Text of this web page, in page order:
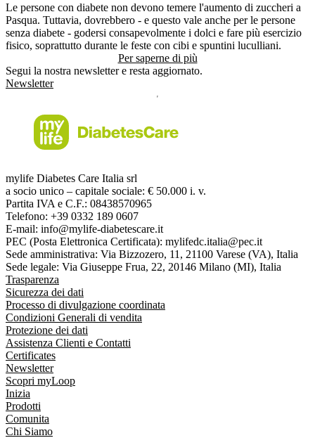
Le persone con diabete non devono temere l'aumento di zuccheri a
Pasqua. Tuttavia, dovrebbero - e questo vale anche per le persone
senza diabete - godersi consapevolmente i dolci e fare più esercizio
fisico, soprattutto durante le feste con cibi e spuntini luculliani.
Per saperne di più
Segui la nostra newsletter e resta aggiornato.
Newsletter
mylife Diabetes Care Italia srl
a socio unico – capitale sociale: € 50.000 i. v.
Partita IVA e C.F.: 08438570965
Telefono: +39 0332 189 0607
E-mail: info@mylife-diabetescare.it
PEC (Posta Elettronica Certificata): mylifedc.italia@pec.it
Sede amministrativa: Via Bizzozero, 11, 21100 Varese (VA), Italia
Sede legale: Via Giuseppe Frua, 22, 20146 Milano (MI), Italia
Trasparenza
Sicurezza dei dati
Processo di divulgazione coordinata
Condizioni Generali di vendita
Protezione dei dati
Assistenza Clienti e Contatti
Certificates
Newsletter
Scopri myLoop
Inizia
Prodotti
Comunita
Chi Siamo